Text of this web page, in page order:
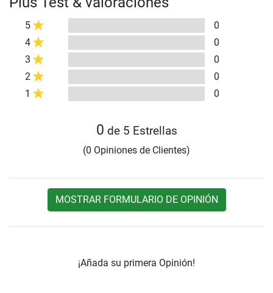
5
0
4
0
3
0
2
0
1
0
0 de 5 Estrellas
(0 Opiniones de Clientes)
MOSTRAR FORMULARIO DE OPINIÓN
¡Añada su primera Opinión!